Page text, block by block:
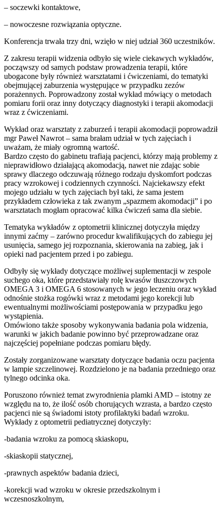
– soczewki kontaktowe,
– nowoczesne rozwiązania optyczne.
Konferencja trwała trzy dni, wzięło w niej udział 360 uczestników.
Z zakresu terapii widzenia odbyło się wiele ciekawych wykładów,
począwszy od samych podstaw prowadzenia terapii, które
ubogacone były również warsztatami i ćwiczeniami, do tematyki
obejmującej zaburzenia występujące w przypadku zezów
porażennych. Poprowadzony został wykład mówiący o metodach
pomiaru forii oraz inny dotyczący diagnostyki i terapii akomodacji
wraz z ćwiczeniami.
Wykład oraz warsztaty z zaburzeń i terapii akomodacji poprowadził
mgr Paweł Nawrot – sama brałam udział w tych zajęciach i
uważam, że miały ogromną wartość.
Bardzo często do gabinetu trafiają pacjenci, którzy mają problemy z
nieprawidłowo działającą akomodacją, nawet nie zdając sobie
sprawy dlaczego odczuwają różnego rodzaju dyskomfort podczas
pracy wzrokowej i codziennych czynności. Najciekawszy efekt
mojego udziału w tych zajęciach był taki, że sama jestem
przykładem człowieka z tak zwanym „spazmem akomodacji” i po
warsztatach mogłam opracować kilka ćwiczeń sama dla siebie.
Tematyka wykładów z optometrii klinicznej dotyczyła między
innymi zaćmy – zarówno procedur kwalifikujących do zabiegu jej
usunięcia, samego jej rozpoznania, skierowania na zabieg, jak i
opieki nad pacjentem przed i po zabiegu.
Odbyły się wykłady dotyczące możliwej suplementacji w zespole
suchego oka, które przedstawiały rolę kwasów tłuszczowych
OMEGA 3 i OMEGA 6 stosowanych w jego leczeniu oraz wykład
odnośnie stożka rogówki wraz z metodami jego korekcji lub
ewentualnymi możliwościami postępowania w przypadku jego
wystąpienia.
Omówiono także sposoby wykonywania badania pola widzenia,
warunki w jakich badanie powinno być przeprowadzane oraz
najczęściej popełniane podczas pomiaru błędy.
Zostały zorganizowane warsztaty dotyczące badania oczu pacjenta
w lampie szczelinowej. Rozdzielono je na badania przedniego oraz
tylnego odcinka oka.
Poruszono również temat zwyrodnienia plamki AMD – istotny ze
względu na to, że ilość osób chorujących wzrasta, a bardzo często
pacjenci nie są świadomi istoty profilaktyki badań wzroku.
Wykłady z optometrii pediatrycznej dotyczyły:
-badania wzroku za pomocą skiaskopu,
-skiaskopii statycznej,
-prawnych aspektów badania dzieci,
-korekcji wad wzroku w okresie przedszkolnym i
wczesnoszkolnym,